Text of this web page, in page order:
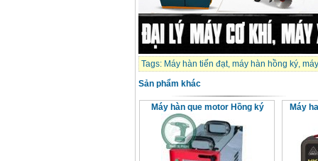
Tags: Máy hàn tiến đạt, máy hàn hồng ký,
Sản phẩm khác
Máy hàn que motor Hồng ký Máy